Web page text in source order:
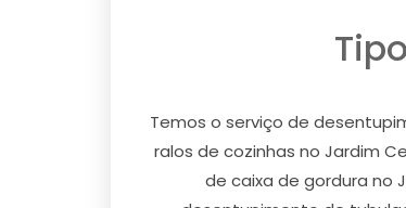
Temos o serviço de
ralos de cozinhas no Jardim
de caixa de gordura no